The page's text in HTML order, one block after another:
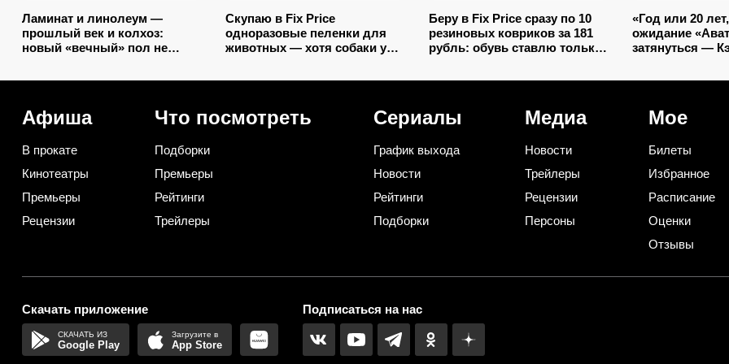
Ламинат и линолеум —
прошлый век и колхоз:
новый «вечный» пол не
Скупаю в Fix Price
одноразовые пеленки для
животных — хотя собаки у
Беру в Fix Price сразу по 10
резиновых ковриков за 181
рубль: обувь ставлю только
«Год или 20
ожидание
затянуться —
Афиша
В прокате
Кинотеатры
Премьеры
Рецензии
Что посмотреть
Подборки
Премьеры
Рейтинги
Трейлеры
Сериалы
График выхода
Новости
Рейтинги
Подборки
Медиа
Новости
Трейлеры
Рецензии
Персоны
Мое
Билеты
Избранное
Расписание
Оценки
Отзывы
Скачать приложение
Google Play App Store
Подписаться на нас